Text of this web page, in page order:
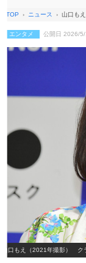
TOP ニュース 山口も
エンタメ 公開日 2026/
山口もえ（2021年撮影） ク